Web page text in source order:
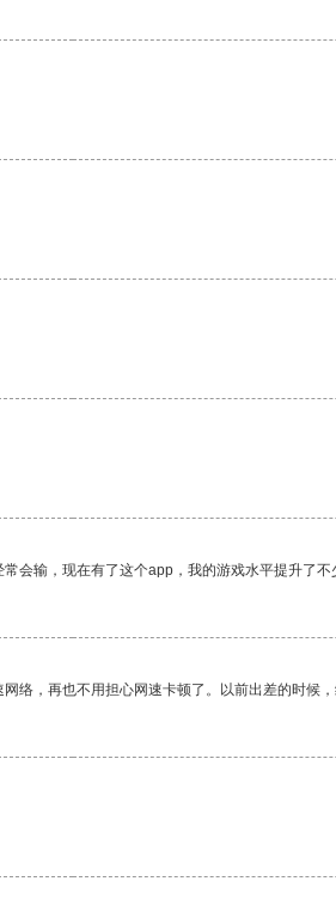
会输，现在有了这个app，我的游戏水平提升了不
，再也不用担心网速卡顿了。以前出差的时候